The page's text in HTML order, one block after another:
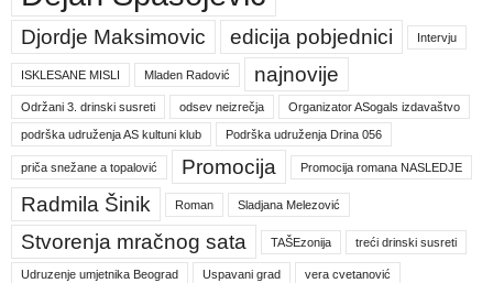
Djordje Maksimovic edicija pobjednici Intervju
ISKLESANE MISLI Mladen Radović najnovije
Održani 3. drinski susreti odsev neizrečja Organizator ASogals izdavaštvo
podrška udruženja AS kultuni klub Podrška udruženja Drina 056
priča snežane a topalović Promocija Promocija romana NASLEDJE
Radmila Šinik Roman Sladjana Melezović
Stvorenja mračnog sata TAŠEzonija treći drinski susreti
Udruzenje umjetnika Beograd Uspavani grad vera cvetanović